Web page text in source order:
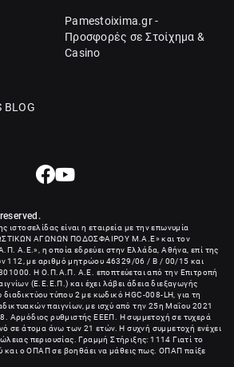
BLOG
Pamestoixima.gr -
Προσφορές σε Στοίχημα &
Casino
ιστοσελίδας είναι η εταιρεία με την επωνυμία
ΑΓΩΝΩΝ ΠΟΔΟΣΦΑΙΡΟΥ Μ.Α.Ε» και τον
Α.Ε.», η οποία εδρεύει στην Ελλάδα, Αθήνα, επί της
112, με αριθμό μητρώου 46329/06 / B / 00/15 και
. Η Ο.Π.Α.Π. Α.Ε. εποπτεύεται από την Επιτροπή
(Ε.Ε.Ε.Π.) και έχει λάβει άδεια διεξαγωγής
τύπου 2 με κωδικό HGC-008-LH, για τη
παιγνίων, με ισχύ από την 25η Μαΐου 2021
Αρμόδιος ρυθμιστής ΕΕΕΠ. Η συμμετοχή σε τυχερά
σε άτομα άνω των 21 ετών. Η συχνή συμμετοχή ενέχει
περιουσίας. Γραμμή Στήριξης: 1114 Γιατί το
και ο ΟΠΑΠ σε βοηθάει να μάθεις πως. ΟΠΑΠ παίξε